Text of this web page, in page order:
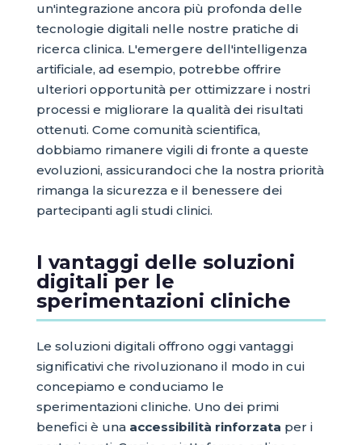
un'integrazione ancora più profonda delle
tecnologie digitali nelle nostre pratiche di
ricerca clinica. L'emergere dell'intelligenza
artificiale, ad esempio, potrebbe offrire
ulteriori opportunità per ottimizzare i nostri
processi e migliorare la qualità dei risultati
ottenuti. Come comunità scientifica,
dobbiamo rimanere vigili di fronte a queste
evoluzioni, assicurandoci che la nostra priorità
rimanga la sicurezza e il benessere dei
partecipanti agli studi clinici.
I vantaggi delle soluzioni
digitali per le
sperimentazioni cliniche
Le soluzioni digitali offrono oggi vantaggi
significativi che rivoluzionano il modo in cui
concepiamo e conduciamo le
sperimentazioni cliniche. Uno dei primi
benefici è una accessibilità rinforzata per i